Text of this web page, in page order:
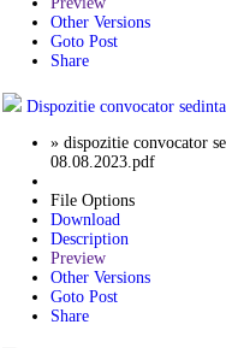
Other Versions
Goto Post
Share
Dispozitie convocator
» dispozitie convocator
08.08.2023.pdf
File Options
Download
Description
Preview
Other Versions
Goto Post
Share